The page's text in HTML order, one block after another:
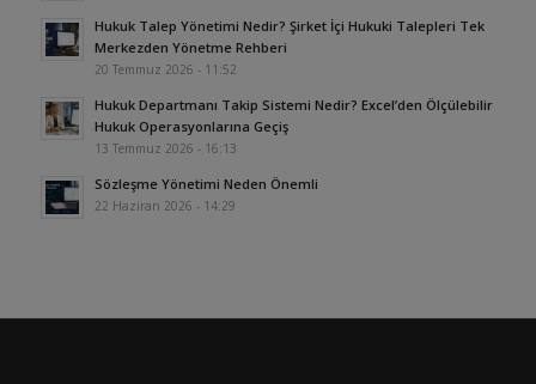
Hukuk Talep Yönetimi Nedir? Şirket İçi Hukuki Talepleri Tek
Merkezden Yönetme Rehberi
20 Temmuz 2026 - 11:52
Hukuk Departmanı Takip Sistemi Nedir? Excel’den Ölçülebilir
Hukuk Operasyonlarına Geçiş
13 Temmuz 2026 - 16:13
Sözleşme Yönetimi Neden Önemli
22 Haziran 2026 - 14:29